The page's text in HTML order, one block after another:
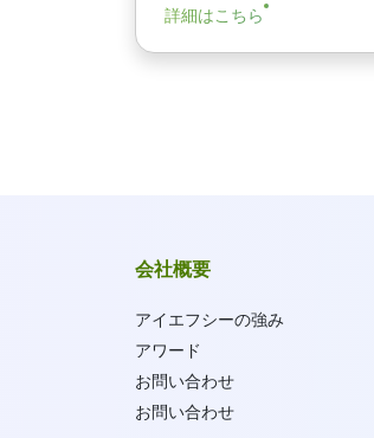
詳細はこちら
会社概要
アイエフシーの強み
アワード
お問い合わせ
お問い合わせ